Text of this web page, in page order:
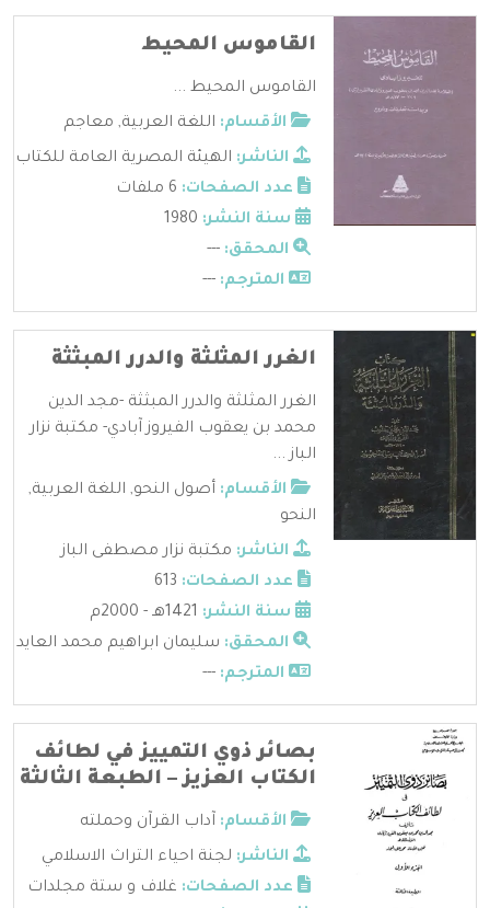
القاموس المحيط
القاموس المحيط ...
الأقسام: اللغة العربية, معاجم
الناشر: الهيئة المصرية العامة للكتاب
عدد الصفحات:
سنة النشر:
المحقق: ---
المترجم: ---
الغرر المثلثة والدرر المبثثة
الغرر المثلثة والدرر المبثثة -مجد الدين
محمد بن يعقوب الفيروز آبادي- مكتبة نزار
الباز ...
الأقسام: أصول النحو, اللغة العربية,
النحو
الناشر: مكتبة نزار مصطفى الباز
عدد الصفحات:
سنة النشر:
المحقق: سليمان ابراهيم محمد العايد
المترجم: ---
بصائر ذوي التمييز في لطائف
الكتاب العزيز – الطبعة الثالثة
الأقسام: آداب القرآن وحملته
الناشر: لجنة احياء التراث الاسلامي
عدد الصفحات: غلاف و ستة مجلدات